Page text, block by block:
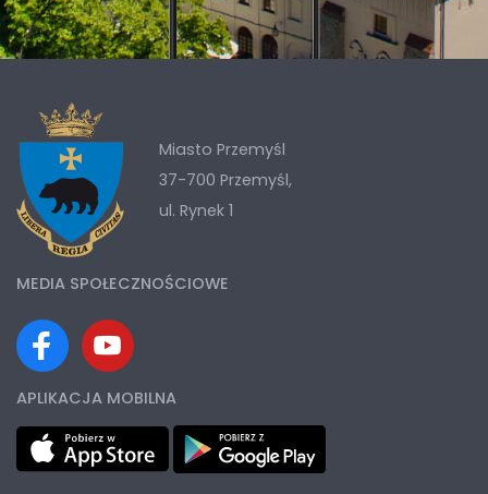
Miasto Przemyśl
37-700 Przemyśl,
ul. Rynek 1
MEDIA SPOŁECZNOŚCIOWE
APLIKACJA MOBILNA